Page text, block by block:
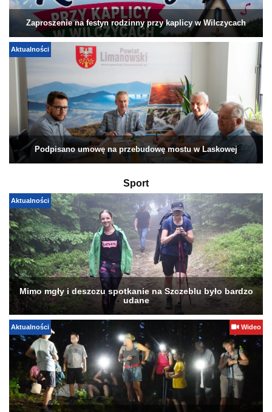
Zaproszenie na festyn rodzinny przy kaplicy w Wilczycach
Aktualności
Podpisano umowę na przebudowę mostu w Laskowej
Sport
Aktualności
Mimo mgły i deszczu spotkanie na Szczeblu było bardzo
udane
Aktualności Wideo